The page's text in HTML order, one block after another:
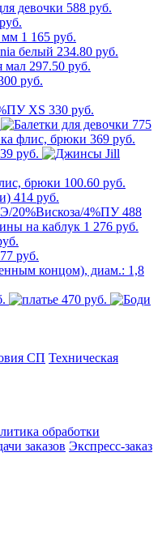
588 руб.
1 165 руб.
234.80 руб.
297.50 руб.
руб.
330 руб.
775
369 руб.
руб.
100.60 руб.
414 руб.
488
1 276 руб.
77 руб.
470 руб.
СП Техническая
обработки
заказов Экспресс-заказ